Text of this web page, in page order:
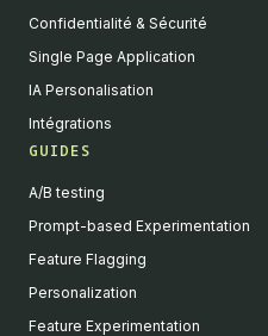
Confidentialité & Sécurité
Single Page Application
IA Personalisation
Intégrations
GUIDES
A/B testing
Prompt-based Experimentation
Feature Flagging
Personalization
Feature Experimentation